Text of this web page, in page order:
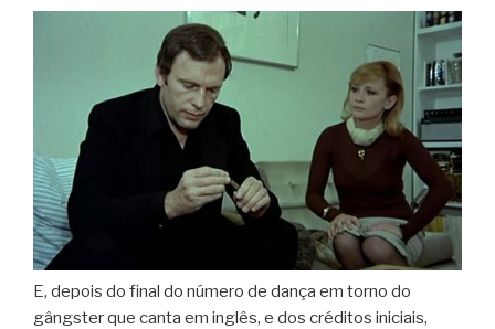
E, depois do final do número de dança em torno do
gângster que canta em inglês, e dos créditos iniciais,